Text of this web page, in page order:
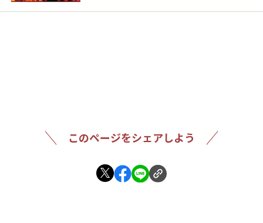
このページをシェアしよう